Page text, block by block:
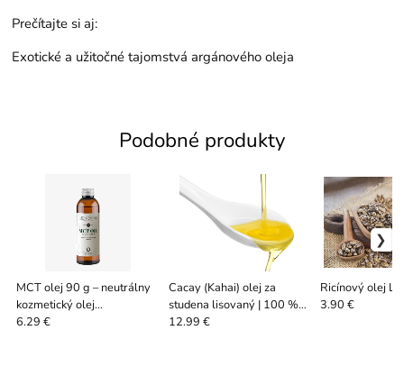
Prečítajte si aj:
Exotické a užitočné tajomstvá argánového oleja
Podobné produkty
MCT olej 90 g – neutrálny
kozmetický olej
(Caprylic/Capric
6.29 €
Cacay (Kahai) olej za
studena lisovaný | 100 %
prírodný anti-age olej
12.99 €
Ricínový olej
3.90 €